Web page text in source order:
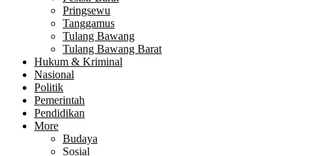
Pringsewu
Tanggamus
Tulang Bawang
Tulang Bawang Barat
Hukum & Kriminal
Nasional
Politik
Pemerintah
Pendidikan
More
Budaya
Sosial